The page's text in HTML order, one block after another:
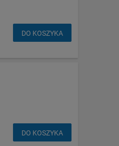
DO KOSZYKA
DO KOSZYKA